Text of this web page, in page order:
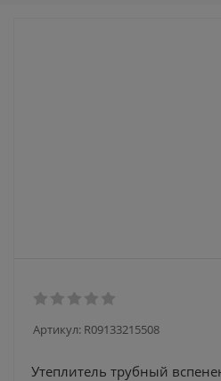
Артикул: R09133215508
Утеплитель трубный